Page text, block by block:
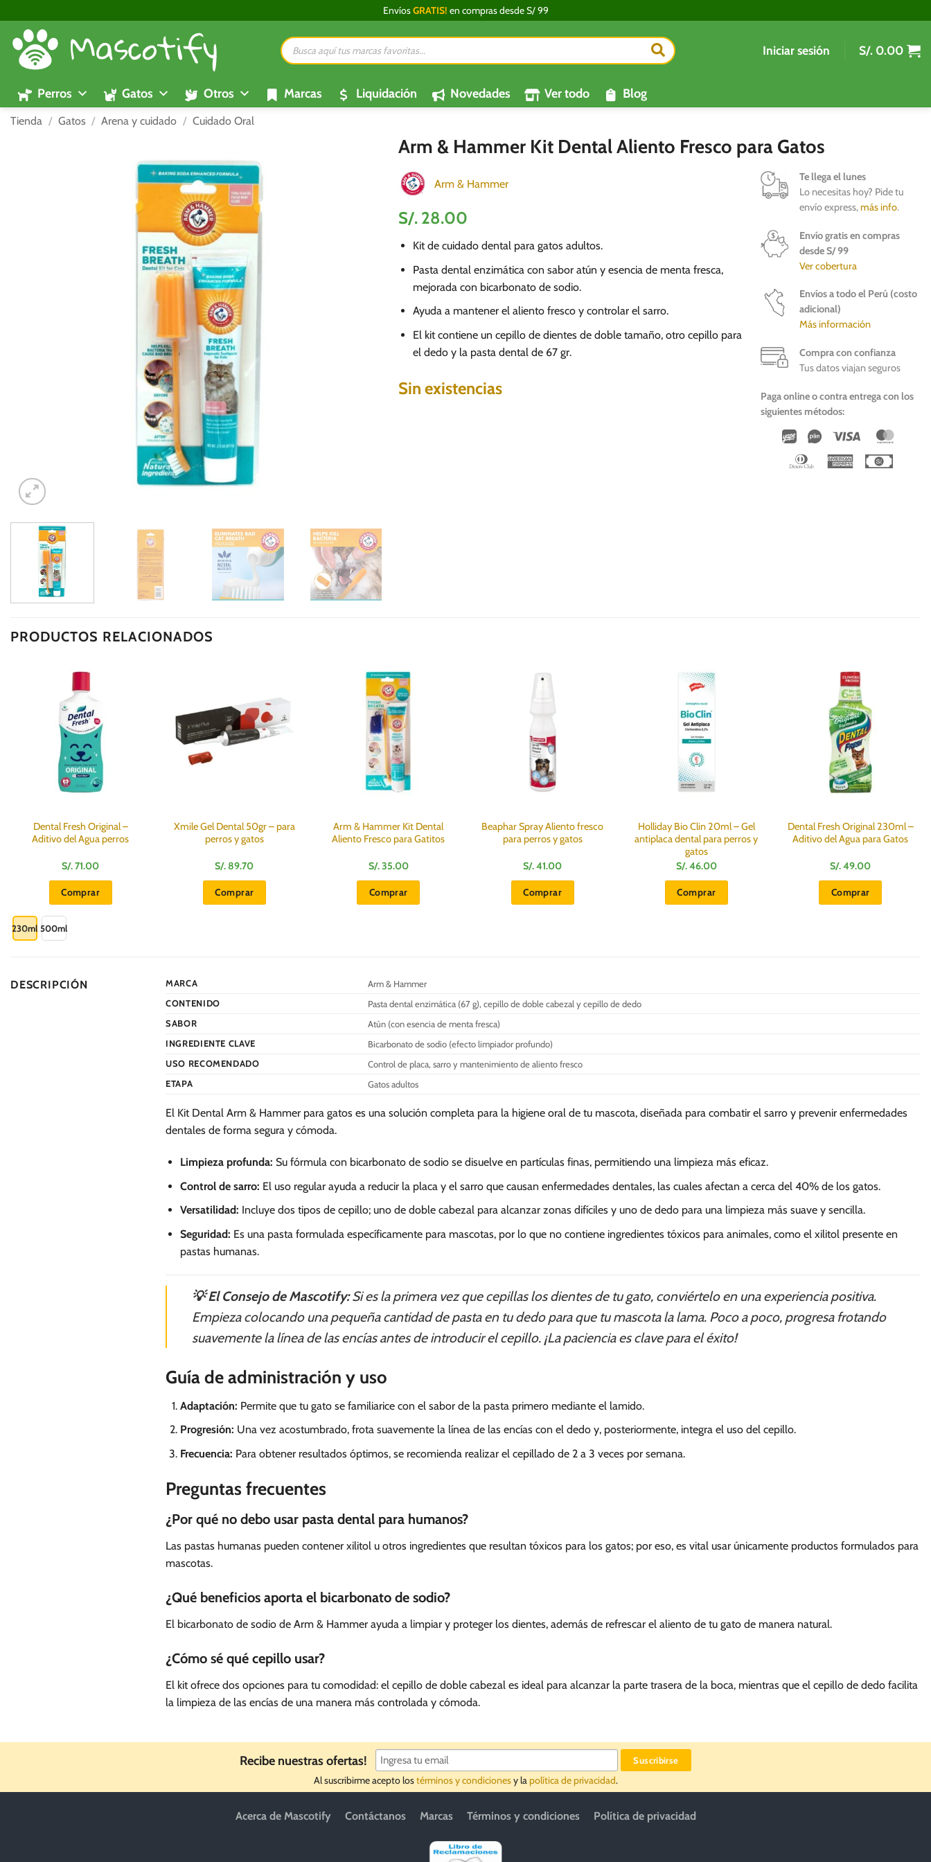
al
contenido
EnvíosGRATIS! en compras desde S/ 99
Búsqueda
de
productos
Iniciar sesión S/. 0.00
Perros Gatos Otros Marcas Liquidación Novedades Ver todo Blog
Tienda / Gatos / Arena y cuidado / Cuidado Oral
Arm & Hammer Kit Dental Aliento Fresco para Gatos
Arm & Hammer
S/. 28.00
Kit de cuidado dental para gatos adultos.
Pasta dental enzimática con sabor atún y esencia de menta fresca,
mejorada con bicarbonato de sodio.
Ayuda a mantener el aliento fresco y controlar el sarro.
El kit contiene un cepillo de dientes de doble tamaño, otro cepillo para
el dedo y la pasta dental de 67 gr.
Sin existencias
Te llega el lunes
Lo necesitas hoy? Pide tu
envío express,más info.
Envío gratis en compras
desde S/ 99
Ver cobertura
Envíos a todo el Perú (costo
adicional)
Más información
Compra con confianza
Tus datos viajan seguros
Paga online o contra entrega con los
siguientes métodos:
Wirecard
Vipps Visa
Dinners
American
PRODUCTOS RELACIONADOS
Dental Fresh Original –
Aditivo del Agua perros
S/.71.00
Comprar
Las
230ml 500ml
Xmile Gel Dental 50gr – para
perros y gatos
S/.89.70
Comprar
Arm & Hammer Kit Dental
Aliento Fresco para Gatitos
S/.35.00
Comprar
Beaphar Spray Aliento fresco
para perros y gatos
S/.41.00
Comprar
Holliday Bio Clin 20ml – Gel
antiplaca dental para perros y
gatos
S/.46.00
Comprar
Dental Fresh Original 230ml –
Aditivo del Agua para Gatos
S/.49.00
Comprar
DESCRIPCIÓN MARCA
Arm & Hammer
CONTENIDO
Pasta dental enzimática (67 g), cepillo de doble cabezal y cepillo de dedo
SABOR
Atún (con esencia de menta fresca)
INGREDIENTE CLAVE
Bicarbonato de sodio (efecto limpiador profundo)
USO RECOMENDADO
Control de placa, sarro y mantenimiento de aliento fresco
ETAPA
Gatos adultos
El Kit Dental Arm & Hammer para gatos es una solución completa para la higiene oral de tu mascota, diseñada para combatir el sarro y prevenir enfermedades
dentales de forma segura y cómoda.
Limpieza profunda: Su fórmula con bicarbonato de sodio se disuelve en partículas finas, permitiendo una limpieza más eficaz.
Control de sarro: El uso regular ayuda a reducir la placa y el sarro que causan enfermedades dentales, las cuales afectan a cerca del 40% de los gatos.
Versatilidad: Incluye dos tipos de cepillo; uno de doble cabezal para alcanzar zonas difíciles y uno de dedo para una limpieza más suave y sencilla.
Seguridad: Es una pasta formulada específicamente para mascotas, por lo que no contiene ingredientes tóxicos para animales, como el xilitol presente en
pastas humanas.
💡 El Consejo de Mascotify:Si es la primera vez que cepillas los dientes de tu gato, conviértelo en una experiencia positiva.
Empieza colocando una pequeña cantidad de pasta en tu dedo para que tu mascota la lama. Poco a poco, progresa frotando
suavemente la línea de las encías antes de introducir el cepillo. ¡La paciencia es clave para el éxito!
Guía de administración y uso
Adaptación: Permite que tu gato se familiarice con el sabor de la pasta primero mediante el lamido.
Progresión: Una vez acostumbrado, frota suavemente la línea de las encías con el dedo y, posteriormente, integra el uso del cepillo.
Frecuencia: Para obtener resultados óptimos, se recomienda realizar el cepillado de 2 a 3 veces por semana.
Preguntas frecuentes
¿Por qué no debo usar pasta dental para humanos?
Las pastas humanas pueden contener xilitol u otros ingredientes que resultan tóxicos para los gatos; por eso, es vital usar únicamente productos formulados para
mascotas.
¿Qué beneficios aporta el bicarbonato de sodio?
El bicarbonato de sodio de Arm & Hammer ayuda a limpiar y proteger los dientes, además de refrescar el aliento de tu gato de manera natural.
¿Cómo sé qué cepillo usar?
El kit ofrece dos opciones para tu comodidad: el cepillo de doble cabezal es ideal para alcanzar la parte trasera de la boca, mientras que el cepillo de dedo facilita
la limpieza de las encías de una manera más controlada y cómoda.
Recibe nuestras ofertas!
Al suscribirme acepto lostérminos y condicionesy lapolítica de privacidad.
Acerca de Mascotify Contáctanos Marcas Términos y condiciones Política de privacidad